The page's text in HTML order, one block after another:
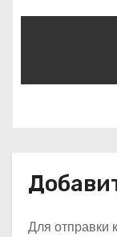
я
Для отправки